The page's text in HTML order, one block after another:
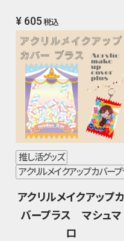
¥ 605 税込
推し活グッズ
アクリルメイクアップカバープ
アクリルメイクアップカ
バープラス マシュマ
ロ